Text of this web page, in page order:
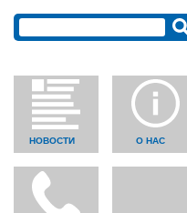
НОВОСТИ О НАС